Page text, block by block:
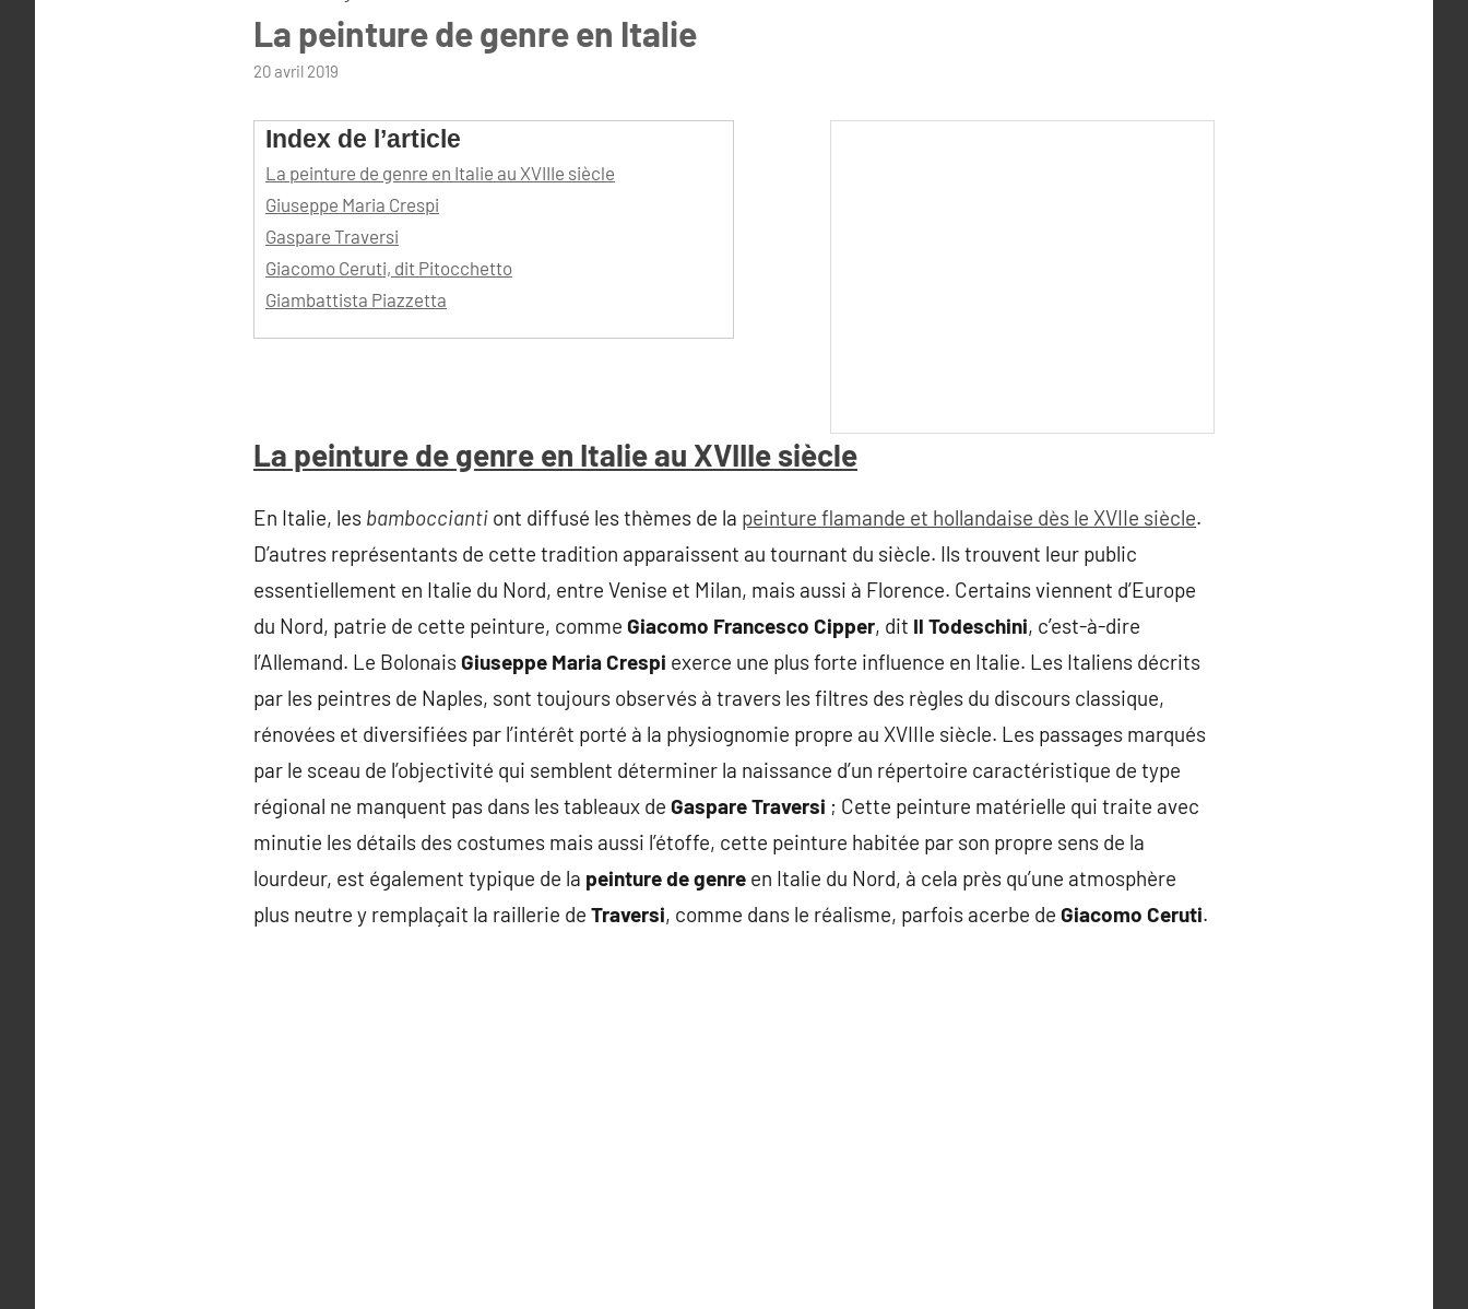
La peinture de genre en Italie
par
20 avril 2019
Index de l’article
La peinture de genre en Italie au XVIIIe siècle
Giuseppe Maria Crespi
Gaspare Traversi
Giacomo Ceruti, dit Pitocchetto
Giambattista Piazzetta
La peinture de genre en Italie au XVIIIe siècle
En Italie, les bamboccianti ont diffusé les thèmes de la peinture flamande et hollandaise dès le XVIIe siècle.
D’autres représentants de cette tradition apparaissent au tournant du siècle. Ils trouvent leur public
essentiellement en Italie du Nord, entre Venise et Milan, mais aussi à Florence. Certains viennent d’Europe
du Nord, patrie de cette peinture, comme Giacomo Francesco Cipper, dit Il Todeschini, c’est-à-dire
l’Allemand. Le BolonaisGiuseppe Maria Crespi exerce une plus forte influence en Italie. Les Italiens décrits
par les peintres de Naples, sont toujours observés à travers les filtres des règles du discours classique,
rénovées et diversifiées par l’intérêt porté à la physiognomie propre au XVIIIe siècle. Les passages marqués
par le sceau de l’objectivité qui semblent déterminer la naissance d’un répertoire caractéristique de type
régional ne manquent pas dans les tableaux de Gaspare Traversi ; Cette peinture matérielle qui traite avec
minutie les détails des costumes mais aussi l’étoffe, cette peinture habitée par son propre sens de la
lourdeur, est également typique de la peinture de genre en Italie du Nord, à cela près qu’une atmosphère
plus neutre y remplaçait la raillerie de Traversi, comme dans le réalisme, parfois acerbe de Giacomo Ceruti.